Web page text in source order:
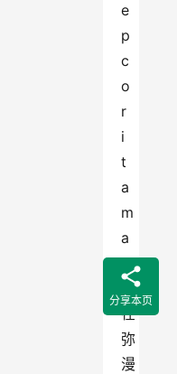
e
p
c
o
r
i
t
a
m
a
b
，
在
弥
漫
分享本页